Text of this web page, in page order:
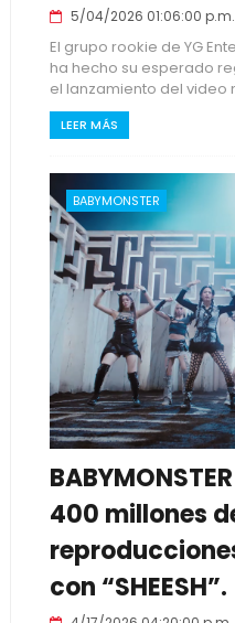
5/04/2026 01:06:00 p.m.
El grupo rookie de YG
ha hecho su esperado
el lanzamiento del video
LEER MÁS
BABYMONSTER
400 millones
con “SHEESH”.